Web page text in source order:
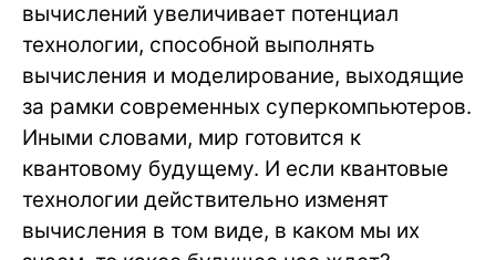
вычислений увеличивает потенциал
технологии, способной выполнять
вычисления и моделирование, выходящие
за рамки современных суперкомпьютеров.
Иными словами, мир готовится к
квантовому будущему. И если квантовые
технологии действительно изменят
вычисления в том виде, в каком мы их